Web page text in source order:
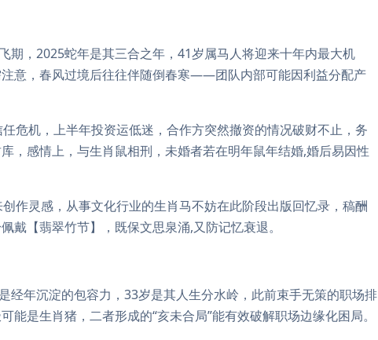
期，2025蛇年是其三合之年，41岁属马人将迎来十年内最大机
意，春风过境后往往伴随倒春寒——团队内部可能因利益分配产
危机，上半年投资运低迷，合作方突然撤资的情况破财不止，务
，感情上，与生肖鼠相刑，未婚者若在明年鼠年结婚,婚后易因性
作灵感，从事文化行业的生肖马不妨在此阶段出版回忆录，稿酬
戴【翡翠竹节】，既保文思泉涌,又防记忆衰退。
经年沉淀的包容力，33岁是其人生分水岭，此前束手无策的职场排
能是生肖猪，二者形成的“亥未合局”能有效破解职场边缘化困局。